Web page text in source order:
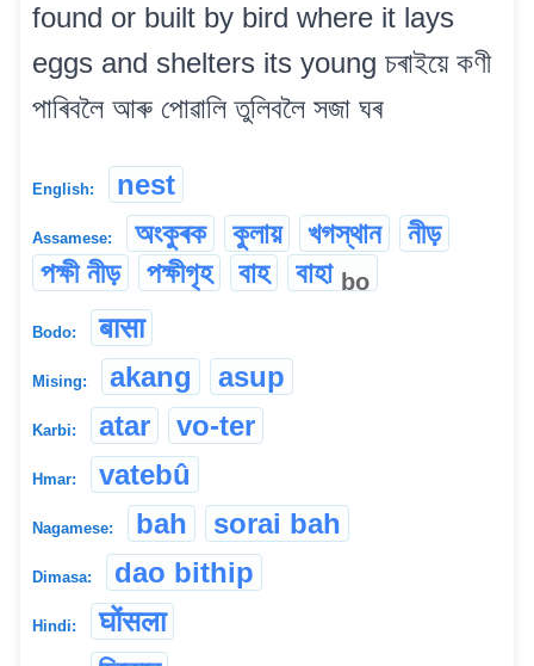
found or built by bird where it lays
eggs and shelters its young চৰাইয়ে কণী
পাৰিবলৈ আৰু পোৱালি তুলিবলৈ সজা ঘৰ
English: nest
Assamese: অংকুৰক কুলায় খগস্থান
নীড়
পক্ষী নীড়
পক্ষীগৃহ বাহ বাহা bo
Bodo: बासा
Mising: akang asup
Karbi: atar vo-ter
Hmar: vatebû
Nagamese: bah sorai bah
Dimasa: dao bithip
Hindi:
घोंसला